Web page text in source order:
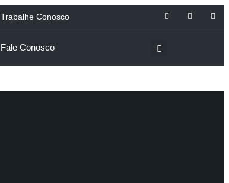
Trabalhe Conosco
Fale Conosco